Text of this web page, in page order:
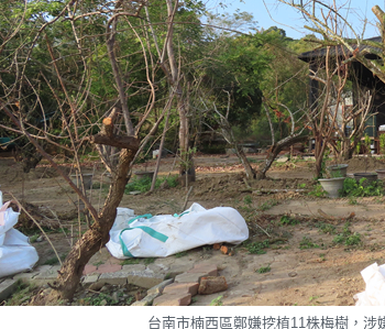
台南市楠西區鄭嫌挖植11株梅樹，涉